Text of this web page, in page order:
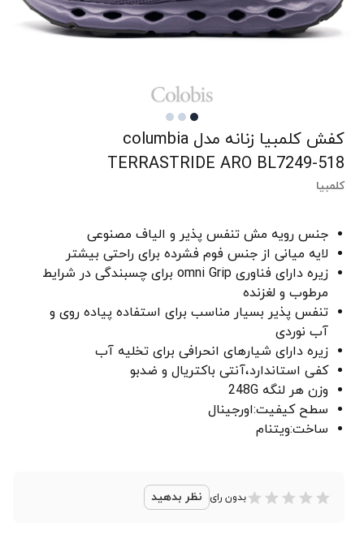
کفش کلمبیا زنانه مدل columbia
TERRASTRIDE ARO BL7249-518
کلمبیا
جنس رویه مش تنفس پذیر و الیاف مصنوعی
لایه میانی از جنس فوم فشرده برای راحتی بیشتر
زیره دارای فناوری omni Grip برای چسبندگی در شرایط
مرطوب و لغزنده
تنفس پذیر بسیار مناسب برای استفاده پیاده روی و
آب نوردی
زیره دارای شیارهای انحرافی برای تخلیه آب
کفی استاندارد،آنتی باکتریال و ضدبو
وزن هر لنگه 248G
سطح کیفیت:اورجینال
ساخت:ویتنام
بدون رای نظر بدهید